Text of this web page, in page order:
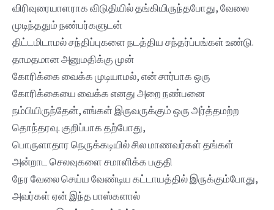
விரிவுரையாளராக விடுதியில் தங்கியிருந்தபோது, ​​வேலை
முடிந்ததும் நண்பர்களுடன்
திட்டமிடாமல் சந்திப்புகளை நடத்திய சந்தர்ப்பங்கள் உண்டு.
தாமதமான அனுமதிக்கு முன்
கோரிக்கை வைக்க முடியாமல், என் சார்பாக ஒரு
கோரிக்கையை வைக்க எனது அறை நண்பனை
நம்பியிருந்தேன், எங்கள் இருவருக்கும் ஒரு அர்த்தமற்ற
தொந்தரவு. குறிப்பாக தற்போது,
​​பொருளாதார நெருக்கடியில் சில மாணவர்கள் தங்கள்
அன்றாட செலவுகளை சமாளிக்க பகுதி
நேர வேலை செய்ய வேண்டிய கட்டாயத்தில் இருக்கும்போது, ​​​​
அவர்கள் ஏன் இந்த பாஸ்களால்